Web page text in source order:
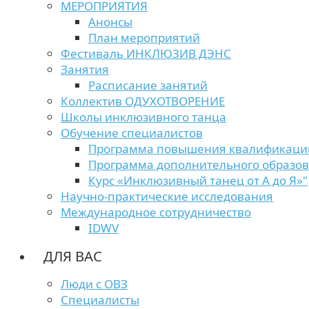
МЕРОПРИЯТИЯ
Анонсы
План мероприятий
Фестиваль ИНКЛЮЗИВ ДЭНС
Занятия
Расписание занятий
Коллектив ОДУХОТВОРЕНИЕ
Школы инклюзивного танца
Обучение специалистов
Программа повышения
Программа дополнительного
Курс «Инклюзивный танец от А до Я»"
Научно-практические исследования
Международное сотрудничество
IDWV
ДЛЯ ВАС
Люди с ОВЗ
Специалисты